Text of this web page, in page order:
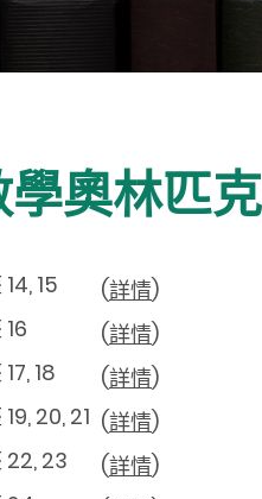
奧林匹
15 (詳情)
(詳情)
17, 18 (詳情)
20, 21 (詳情)
22, 23 (詳情)